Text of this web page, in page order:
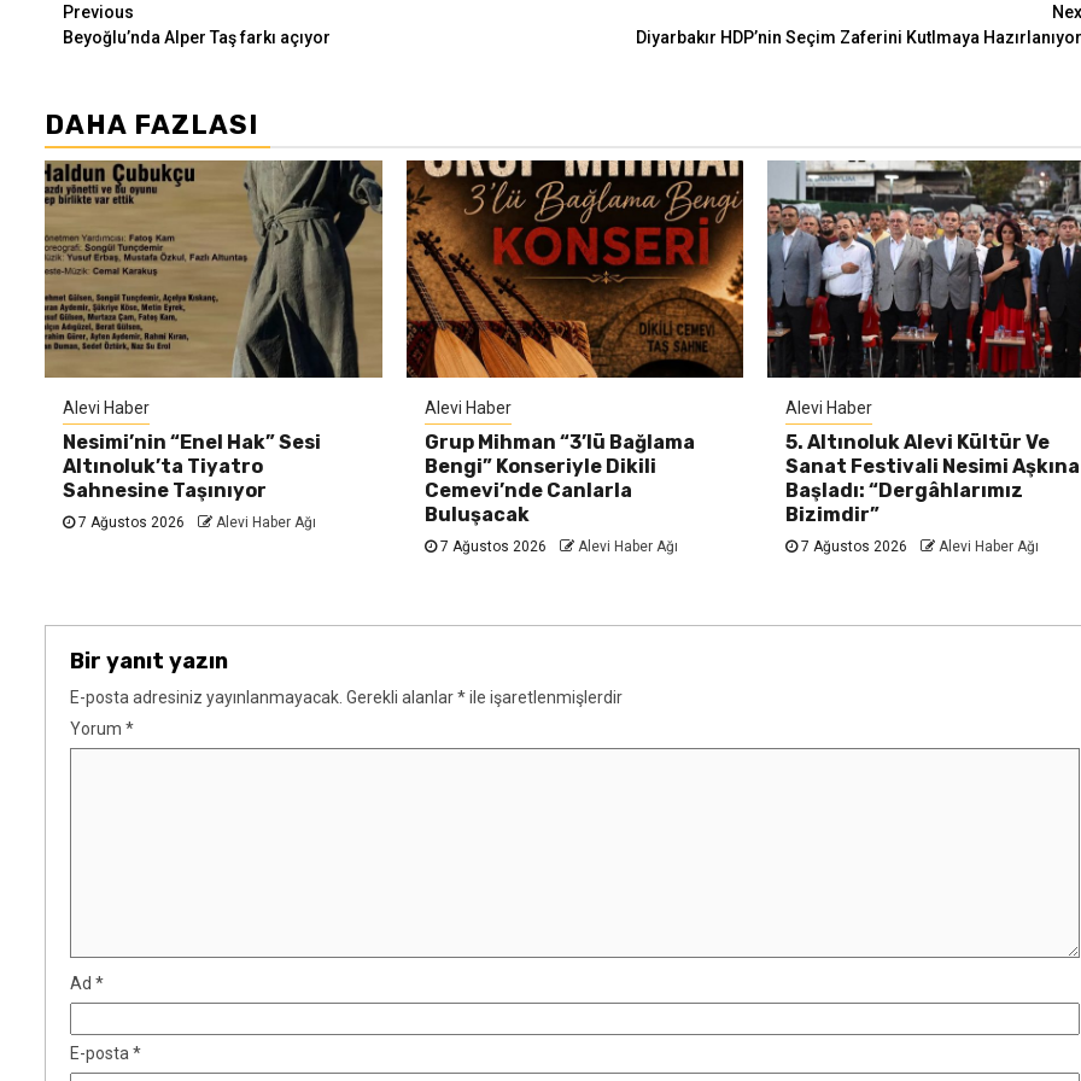
Continue
Reading
Previous
Beyoğlu’nda Alper Taş farkı açıyor
Diyarbakır HDP’nin Seçim Zaferini Kutlmaya
DAHA FAZLASI
Alevi Haber
Nesimi’nin “Enel Hak” Sesi
Altınoluk’ta Tiyatro
Sahnesine Taşınıyor
7 Ağustos 2026 Alevi Haber Ağı
Alevi Haber
Grup Mihman “3’lü Bağlama
Bengi” Konseriyle Dikili
Cemevi’nde Canlarla
Buluşacak
7 Ağustos 2026 Alevi Haber Ağı
Alevi Haber
5. Altınoluk Alevi Kültür Ve
Sanat Festivali Nesimi Aşkına
Başladı: “Dergâhlarımız
Bizimdir”
7 Ağustos 2026 Alevi Haber Ağı
Bir yanıt yazın
E-posta adresiniz yayınlanmayacak. Gerekli alanlar*ile işaretlenmişlerdir
Yorum *
Ad *
E-posta*